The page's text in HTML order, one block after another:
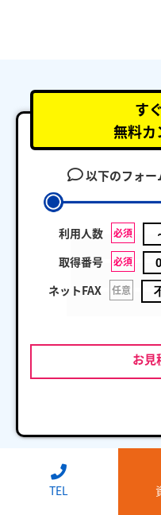
す
無料カ
以下のフォー
利用人数 必須
取得番号 必須
ネットFAX 任意
お見
TEL